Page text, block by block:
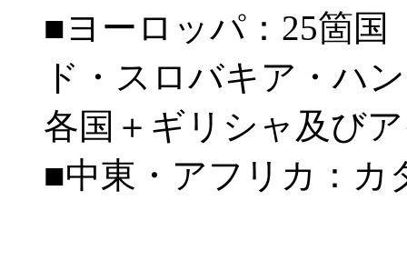
■ヨーロッパ：25箇
ド・スロバキア・ハ
各国＋ギリシャ及び
■中東・アフリカ：カ